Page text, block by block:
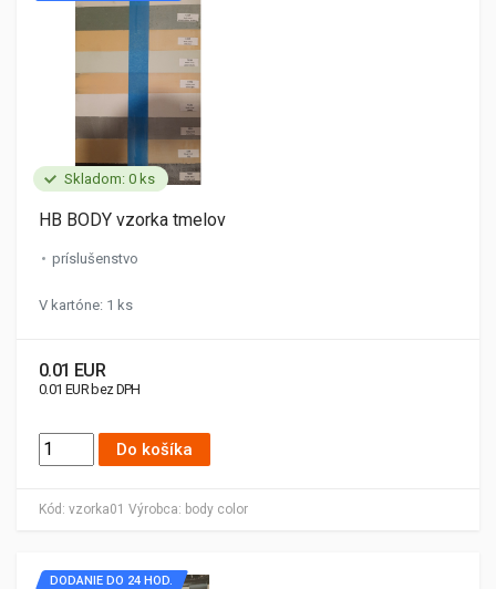
Skladom: 0 ks
Kód: vzorka01 Výrobca: body color
HB BODY vzorka tmelov
príslušenstvo
V kartóne: 1 ks
0.01 EUR
0.01 EUR bez DPH
Do košíka
DODANIE DO 24 HOD.